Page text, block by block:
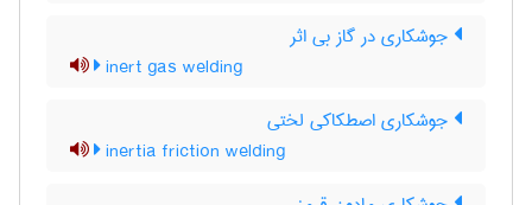
جوشکاری در گاز بی اثر
inert gas welding
جوشکاری اصطکاکی لختی
inertia friction welding